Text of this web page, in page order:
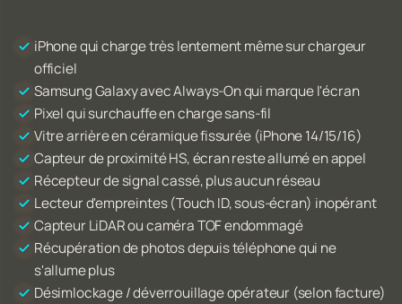
iPhone qui charge très lentement même sur chargeur
officiel
Samsung Galaxy avec Always-On qui marque l'écran
Pixel qui surchauffe en charge sans-fil
Vitre arrière en céramique fissurée (iPhone 14/15/16)
Capteur de proximité HS, écran reste allumé en appel
Récepteur de signal cassé, plus aucun réseau
Lecteur d'empreintes (Touch ID, sous-écran) inopérant
Capteur LiDAR ou caméra TOF endommagé
Récupération de photos depuis téléphone qui ne
s'allume plus
Désimlockage / déverrouillage opérateur (selon facture)